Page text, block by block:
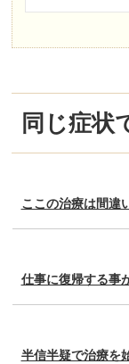
同じ症状
ここの治療は間違
仕事に復帰する事
半信半疑で治療を